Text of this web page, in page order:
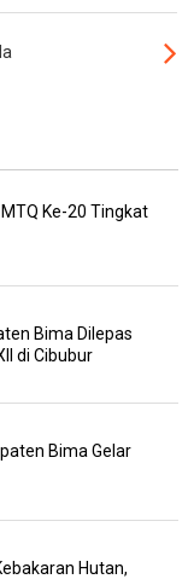
Ke-20 Tingkat
Bima Dilepas
di Cibubur
Bima Gelar
Hutan,